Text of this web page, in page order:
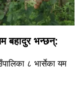
बहादुर भन्छन्:
८ भार्सेका यम